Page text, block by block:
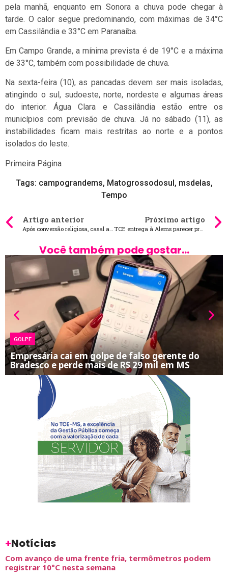
pela manhã, enquanto em Sonora a chuva pode chegar à
tarde. O calor segue predominando, com máximas de 34°C
em Cassilândia e 33°C em Paranaíba.
Em Campo Grande, a mínima prevista é de 19°C e a máxima
de 33°C, também com possibilidade de chuva.
Na sexta-feira (10), as pancadas devem ser mais isoladas,
atingindo o sul, sudoeste, norte, nordeste e algumas áreas
do interior. Água Clara e Cassilândia estão entre os
municípios com previsão de chuva. Já no sábado (11), as
instabilidades ficam mais restritas ao norte e a pontos
isolados do leste.
Primeira Página
Tags: campograndems, Matogrossodosul, msdelas,
Tempo
Artigo anterior Próximo artigo
TCE entrega à Alems parecer prévio das contas de governo de 2024
Você também pode gostar...
GOLPE
Empresária cai em golpe de falso gerente do
Bradesco e perde mais de R$ 29 mil em MS
+Notícias
Com avanço de uma frente fria, termômetros podem
registrar 10°C nesta semana